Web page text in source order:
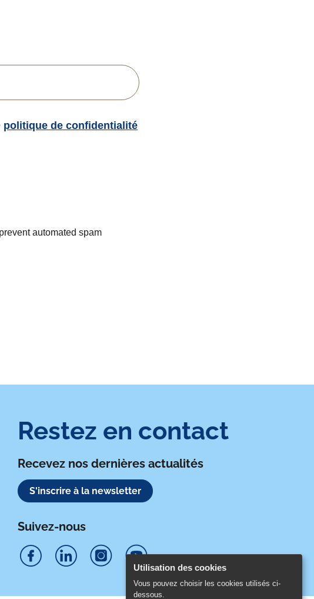
Utilisation des cookies
Vous pouvez choisir les cookies utilisés ci-
dessous.
politique de confidentialité
automated spam
Restez en contact
Recevez nos dernières actualités
S'inscrire à la newsletter
Suivez-nous
S